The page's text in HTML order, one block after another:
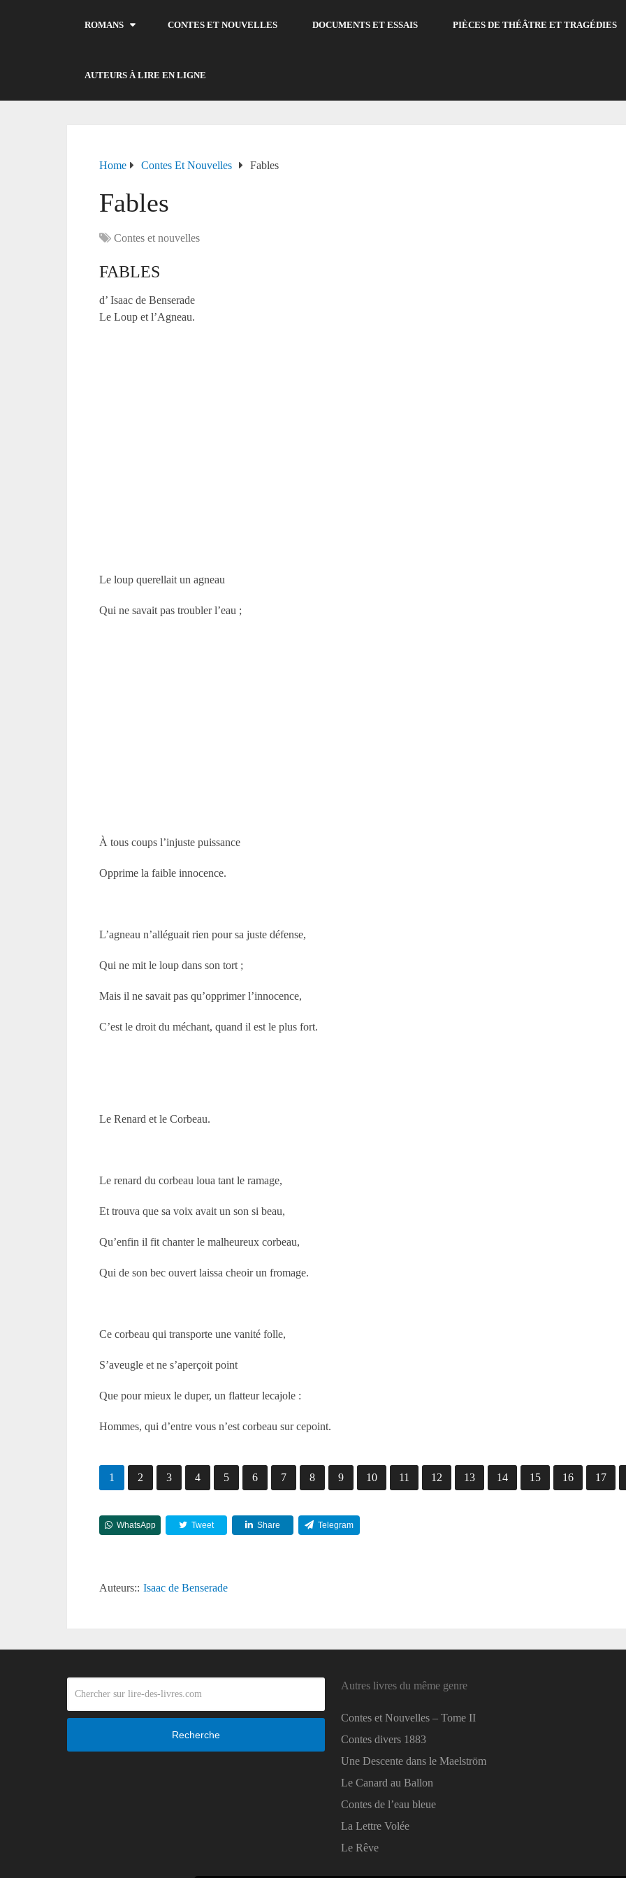
ROMANS CONTES ET NOUVELLES DOCUMENTS ET ESSAIS PIÈCES DE THÉÂTRE ET TRAGÉDIES
AUTEURS À LIRE EN LIGNE
Home Contes Et Nouvelles Fables
Fables
Contes et nouvelles
FABLES
d’ Isaac de Benserade
Le Loup et l’Agneau.
Le loup querellait un agneau
Qui ne savait pas troubler l’eau ;
À tous coups l’injuste puissance
Opprime la faible innocence.
L’agneau n’alléguait rien pour sa juste défense,
Qui ne mit le loup dans son tort ;
Mais il ne savait pas qu’opprimer l’innocence,
C’est le droit du méchant, quand il est le plus fort.
Le Renard et le Corbeau.
Le renard du corbeau loua tant le ramage,
Et trouva que sa voix avait un son si beau,
Qu’enfin il fit chanter le malheureux corbeau,
Qui de son bec ouvert laissa cheoir un fromage.
Ce corbeau qui transporte une vanité folle,
S’aveugle et ne s’aperçoit point
Que pour mieux le duper, un flatteur lecajole :
Hommes, qui d’entre vous n’est corbeau sur cepoint.
1 2 3 4 5 6 7 8 9 10 11 12 13 14 15 16 17
WhatsApp Tweet Share Telegram
Auteurs:: Isaac de Benserade
Recherche
Autres livres du même genre
Contes et Nouvelles – Tome II
Contes divers 1883
Une Descente dans le Maelström
Le Canard au Ballon
Contes de l’eau bleue
La Lettre Volée
Le Rêve